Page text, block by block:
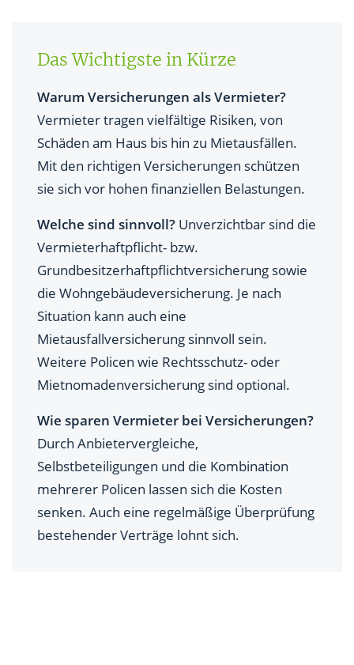
Warum sind korrekte Angaben beim
Versicherungsabschluss so wichtig?
Fazit: Auf einige Versicherungen sollten Vermieter
nicht verzichten
Das Wichtigste in Kürze
Warum Versicherungen als Vermieter?
Vermieter tragen vielfältige Risiken, von
Schäden am Haus bis hin zu Mietausfällen.
Mit den richtigen Versicherungen schützen
sie sich vor hohen finanziellen Belastungen.
Welche sind sinnvoll? Unverzichtbar sind die
Vermieterhaftpflicht- bzw.
Grundbesitzerhaftpflichtversicherung sowie
die Wohngebäudeversicherung. Je nach
Situation kann auch eine
Mietausfallversicherung sinnvoll sein.
Weitere Policen wie Rechtsschutz- oder
Mietnomadenversicherung sind optional.
Wie sparen Vermieter bei Versicherungen?
Durch Anbietervergleiche,
Selbstbeteiligungen und die Kombination
mehrerer Policen lassen sich die Kosten
senken. Auch eine regelmäßige Überprüfung
bestehender Verträge lohnt sich.